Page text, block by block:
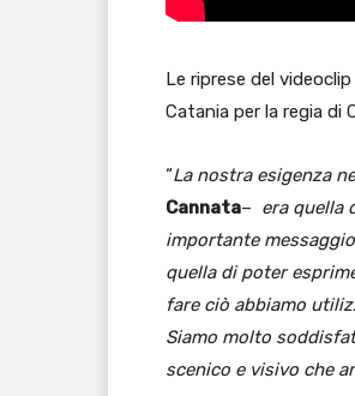
Le riprese del
Catania per la regia di
“La nostra esigenza
Cannata– era quella
importante
quella di poter
fare ciò abbiamo
Siamo molto
scenico e visivo che